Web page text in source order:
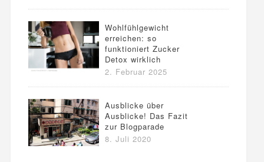
Wohlfühlgewicht
erreichen: so
funktioniert Zucker
Detox wirklich
2. Februar 2025
Ausblicke über
Ausblicke! Das Fazit
zur Blogparade
8. Juli 2020